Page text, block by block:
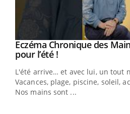
Youtube
Eczéma Chronique des
pour l’été !Youtube
L'été arrive… et avec lui, un tout
Vacances, plage, piscine, soleil,
Nos mains sont ...